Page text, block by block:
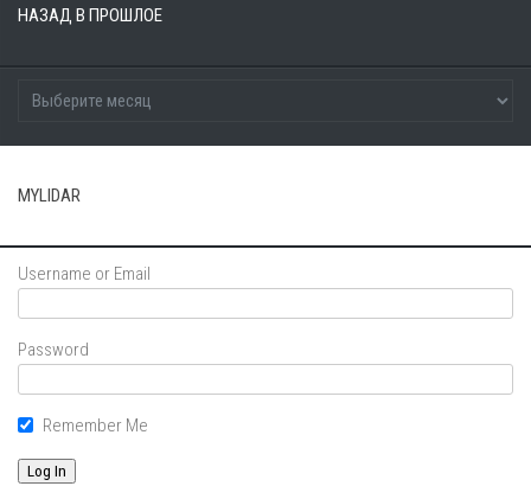
НАЗАД В ПРОШЛОЕ
MYLIDAR
Username or Email
Password
Remember Me